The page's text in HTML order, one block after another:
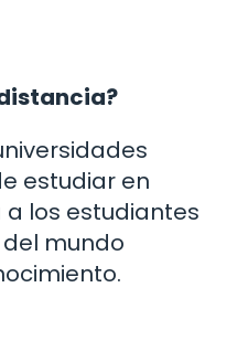
estudiar en
a los estudiantes
mundo